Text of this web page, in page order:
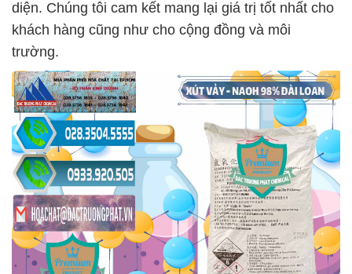
diện. Chúng tôi cam kết mang lại giá trị tốt nhất cho
khách hàng cũng như cho cộng đồng và môi
trường.